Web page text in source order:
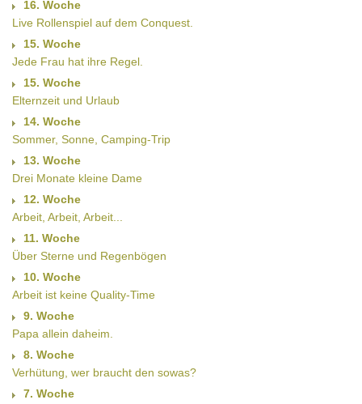
16. Woche
Live Rollenspiel auf dem Conquest.
15. Woche
Jede Frau hat ihre Regel.
15. Woche
Elternzeit und Urlaub
14. Woche
Sommer, Sonne, Camping-Trip
13. Woche
Drei Monate kleine Dame
12. Woche
Arbeit, Arbeit, Arbeit...
11. Woche
Über Sterne und Regenbögen
10. Woche
Arbeit ist keine Quality-Time
9. Woche
Papa allein daheim.
8. Woche
Verhütung, wer braucht den sowas?
7. Woche